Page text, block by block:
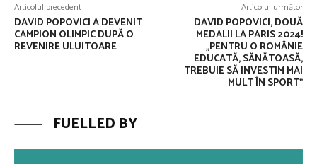
Articolul precedent
DAVID POPOVICI A DEVENIT
CAMPION OLIMPIC DUPĂ O
REVENIRE ULUITOARE
Articolul următor
DAVID POPOVICI, DOUĂ
MEDALII LA PARIS 2024!
„PENTRU O ROMÂNIE
EDUCATĂ, SĂNĂTOASĂ,
TREBUIE SĂ INVESTIM MAI
MULT ÎN SPORT”
FUELLED BY